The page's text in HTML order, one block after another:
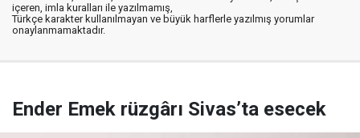
içeren, imla kuralları ile yazılmamış,
Türkçe karakter kullanılmayan ve büyük harflerle yazılmış yorumlar
onaylanmamaktadır.
Ender Emek rüzgârı Sivas’ta esecek